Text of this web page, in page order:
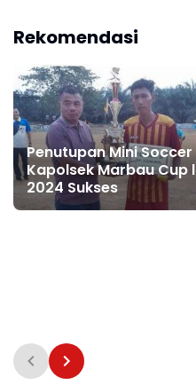
Rekomendasi
Penutupan Mini Soccer
Kapolsek Marbau Cup l
2024 Sukses